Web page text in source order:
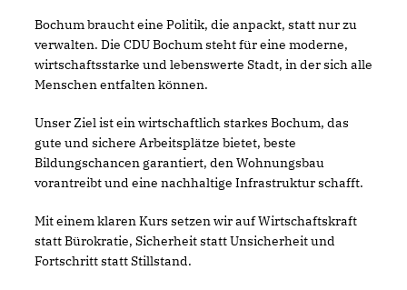
Bochum braucht eine Politik, die anpackt, statt nur zu
verwalten. Die CDU Bochum steht für eine moderne,
wirtschaftsstarke und lebenswerte Stadt, in der sich alle
Menschen entfalten können.
Unser Ziel ist ein wirtschaftlich starkes Bochum, das
gute und sichere Arbeitsplätze bietet, beste
Bildungschancen garantiert, den Wohnungsbau
vorantreibt und eine nachhaltige Infrastruktur schafft.
Mit einem klaren Kurs setzen wir auf Wirtschaftskraft
statt Bürokratie, Sicherheit statt Unsicherheit und
Fortschritt statt Stillstand.